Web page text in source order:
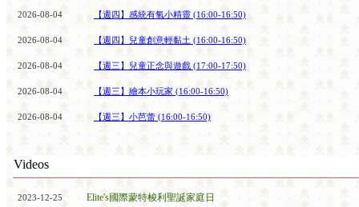
2026-08-04 【週四】感統有氧小精靈 (16:00-16:50)
2026-08-04 【週四】兒童創意輕黏土 (16:00-16:50)
2026-08-04 【週三】兒童正念與遊戲 (17:00-17:50)
2026-08-04 【週三】繪本小玩家 (16:00-16:50)
2026-08-04 【週三】小芭蕾 (16:00-16:50)
Videos
2023-12-25 Elite's國際蒙特梭利聖誕家庭日